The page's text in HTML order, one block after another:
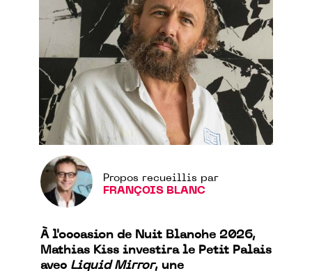
Propos recueillis par
FRANÇOIS BLANC
À l'occasion de Nuit Blanche 2026,
Mathias Kiss investira le Petit Palais
avec Liquid Mirror, une